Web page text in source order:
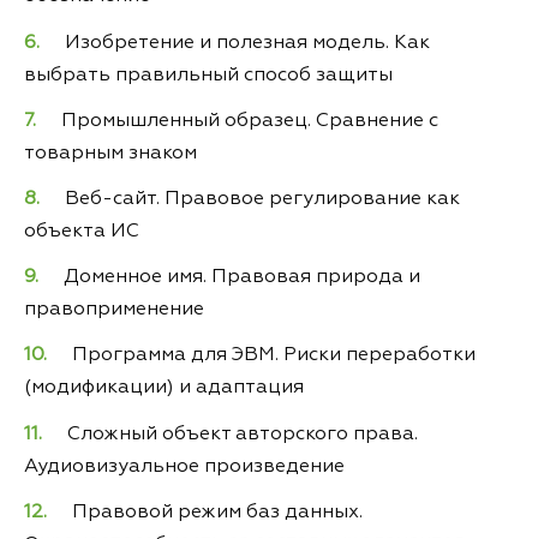
Изобретение и полезная модель. Как
выбрать правильный способ защиты
Промышленный образец. Сравнение с
товарным знаком
Веб-сайт. Правовое регулирование как
объекта ИС
Доменное имя. Правовая природа и
правоприменение
Программа для ЭВМ. Риски переработки
(модификации) и адаптация
Сложный объект авторского права.
Аудиовизуальное произведение
Правовой режим баз данных.